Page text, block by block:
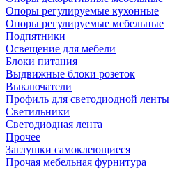
Опоры регулируемые кухонные
Опоры регулируемые мебельные
Подпятники
Освещение для мебели
Блоки питания
Выдвижные блоки розеток
Выключатели
Профиль для светодиодной ленты
Светильники
Светодиодная лента
Прочее
Заглушки самоклеющиеся
Прочая мебельная фурнитура